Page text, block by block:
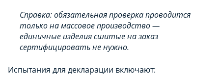
Справка: обязательная проверка проводится
только на массовое производство —
единичные изделия сшитые на заказ
сертифицировать не нужно.
Испытания для декларации включают: